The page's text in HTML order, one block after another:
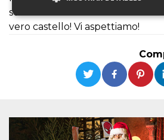
scelto una residenza all’altezza
vero castello! Vi aspettiamo!
Las cookies estrictamente necesarias
la funcionalidad principal del sitio web,
correctamente sin las cookies estrictamente
necesarias.